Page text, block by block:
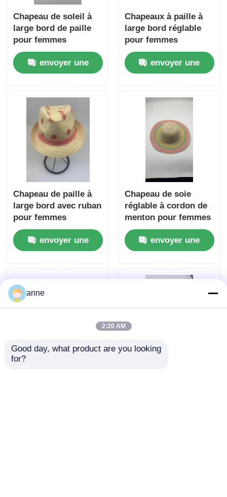
Chapeau de soleil à
large bord de paille
pour femmes
envoyer une
Chapeaux à paille à
large bord réglable
pour femmes
envoyer une
Chapeau de paille à
large bord avec ruban
pour femmes
envoyer une
Chapeau de soie
réglable à cordon de
menton pour femmes
envoyer une
anne
2:20 AM
Good day, what product are you looking
for?